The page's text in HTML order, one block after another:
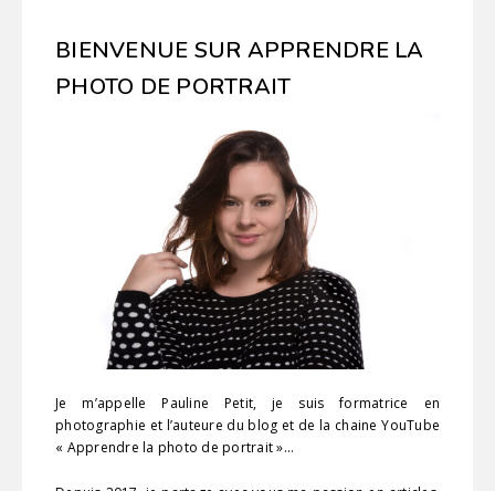
BIENVENUE SUR APPRENDRE LA
PHOTO DE PORTRAIT
Je m’appelle Pauline Petit, je suis formatrice en
photographie et l’auteure du blog et de la chaine YouTube
« Apprendre la photo de portrait »…